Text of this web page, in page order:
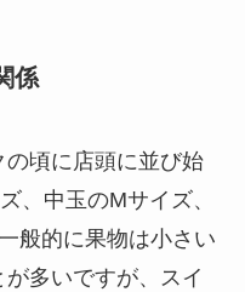
係
頃に店頭に並び始
、中玉のMサイズ、
般的に果物は小さい
多いですが、スイ